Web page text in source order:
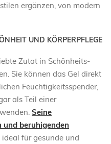
ergänzen, von modern
UND KÖRPERPFLEGE
Zutat in Schönheits-
Sie können das Gel direkt
Feuchtigkeitsspender,
als Teil einer
Seine
beruhigenden
für gesunde und